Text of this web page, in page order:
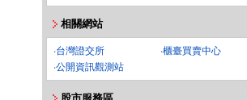
相關網站
‧台灣證交所 ‧櫃臺買賣中心
‧公開資訊觀測站